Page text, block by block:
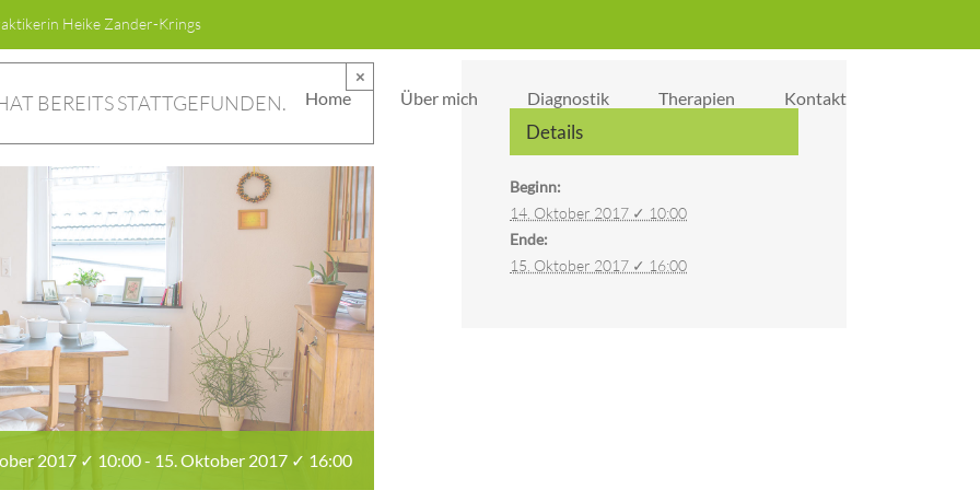
Heike Zander-Krings
Home Über mich Diagnostik Therapien Kontakt
BEREITS STATTGEFUNDEN.
×
2017 ✓ 10:00- 15. Oktober 2017 ✓ 16:00
Details
Beginn:
14. Oktober 2017 ✓ 10:00
Ende:
15. Oktober 2017 ✓ 16:00